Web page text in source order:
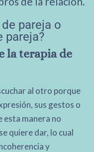
pareja o
pareja?
la terapia de
al otro porque
sus gestos o
esta manera no
quiere dar, lo cual
y